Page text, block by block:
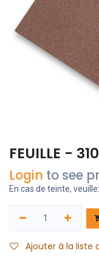
FEUILLE -
Login to see
En cas de teinte,
Ajouter à la liste